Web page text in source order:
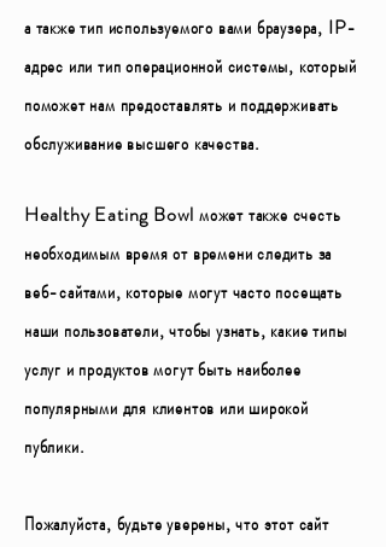
а также тип используемого вами браузера, IP-
адрес или тип операционной системы, который
поможет нам предоставлять и поддерживать
обслуживание высшего качества.
Healthy Eating Bowl может также счесть
необходимым время от времени следить за
веб-сайтами, которые могут часто посещать
наши пользователи, чтобы узнать, какие типы
услуг и продуктов могут быть наиболее
популярными для клиентов или широкой
публики.
Пожалуйста, будьте уверены, что этот сайт